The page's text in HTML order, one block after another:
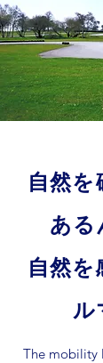
自然
ある
自然を
ル
The mobility